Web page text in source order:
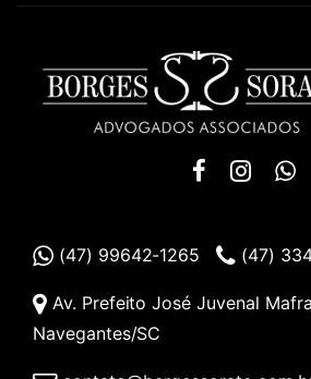
(47) 99642-1265 (47)
Av. Prefeito José Juvenal
Navegantes/SC